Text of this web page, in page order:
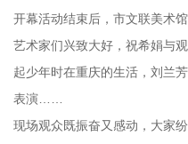
开幕活动结束后，市文联美术
艺术家们兴致大好，祝希娟与
起少年时在重庆的生活，刘兰
表演……
现场观众既振奋又感动，大家